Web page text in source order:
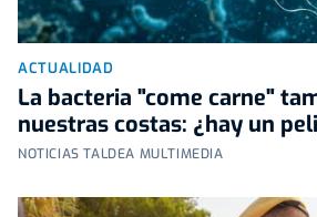
ACTUALIDAD
La bacteria "come carne"
nuestras costas: ¿hay un
NOTICIAS TALDEA MULTIMEDIA